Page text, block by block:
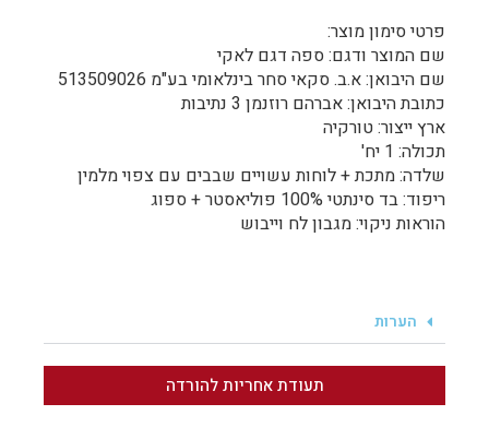
פרטי סימון מוצר:
שם המוצר ודגם: ספה דגם לאקי
שם היבואן: א.ב. סקאי סחר בינלאומי בע"מ 513509026
כתובת היבואן: אברהם רוזנמן 3 נתיבות
ארץ ייצור: טורקיה
תכולה: 1 יח'
שלדה: מתכת + לוחות עשויים שבבים עם צפוי מלמין
ריפוד: בד סינתטי 100% פוליאסטר + ספוג
הוראות ניקוי: מגבון לח וייבוש
הערות
תעודת אחריות להורדה